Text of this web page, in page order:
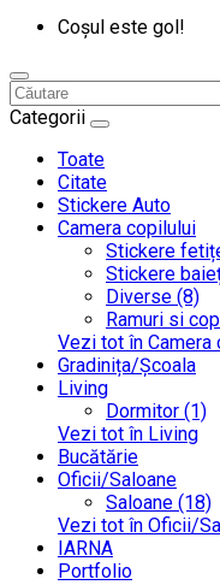
Coșul este gol!
Categorii
Toate
Citate
Stickere Auto
Camera copilului
Stickere
Stickere
Diverse (8)
Ramuri si
Vezi tot în Camera
Gradinița/Școala
Living
Dormitor (1)
Vezi tot în Living
Bucătărie
Oficii/Saloane
Saloane (18)
Vezi tot în Oficii/
IARNA
Portfolio